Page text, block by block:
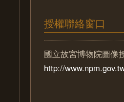
授權聯絡窗口
國立故宮博物院圖像
http://